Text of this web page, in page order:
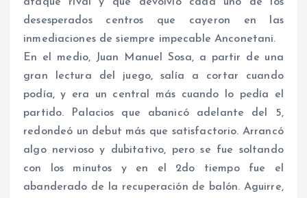
ataque rival y que devolvió cada uno de los
desesperados centros que cayeron en las
inmediaciones de siempre impecable Anconetani.
En el medio, Juan Manuel Sosa, a partir de una
gran lectura del juego, salía a cortar cuando
podía, y era un central más cuando lo pedía el
partido. Palacios que abanicó adelante del 5,
redondeó un debut más que satisfactorio. Arrancó
algo nervioso y dubitativo, pero se fue soltando
con los minutos y en el 2do tiempo fue el
abanderado de la recuperación de balón. Aguirre,